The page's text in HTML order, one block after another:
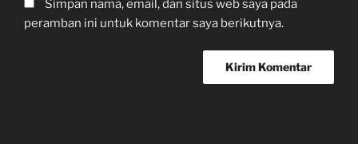
Simpan nama, email, dan situs web saya pada
peramban ini untuk komentar saya berikutnya.